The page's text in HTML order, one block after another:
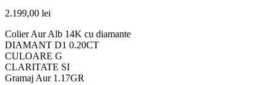
2.199,00 lei
Colier Aur Alb 14K cu diamante
DIAMANT D1 0.20CT
CULOARE G
CLARITATE SI
Gramaj Aur 1.17GR